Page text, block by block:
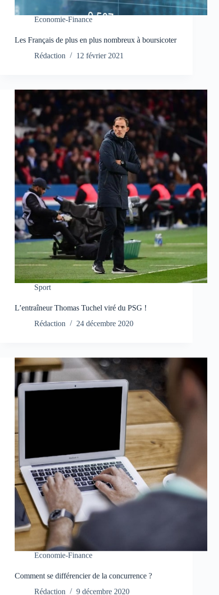
Economie-Finance
Les Français de plus en plus nombreux à boursicoter
Rédaction
12 février 2021
Sport
L’entraîneur Thomas Tuchel viré du PSG !
Rédaction
24 décembre 2020
Economie-Finance
Comment se différencier de la concurrence ?
Rédaction
9 décembre 2020